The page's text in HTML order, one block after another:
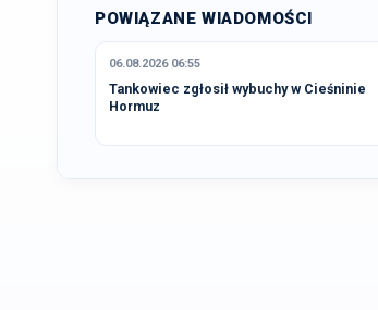
POWIĄZANE WIADOMOŚCI
06.08.2026 06:55
Tankowiec zgłosił wybuchy w Cieśninie
Hormuz